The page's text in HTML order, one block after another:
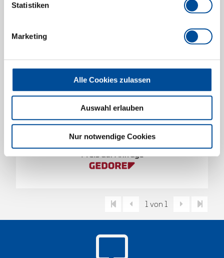
Statistiken
Marketing
Alle Cookies zulassen
Auswahl erlauben
Nur notwendige Cookies
Spiralbohrersatz 25-teilig Ø 1-13mm 0.5-
Steigung
3301613/ R93510025
Preis auf Anfrage
1 von 1